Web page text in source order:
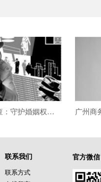
广州出轨调查：守护婚姻权益的正义力量
联系我们
联系方式
官方微信